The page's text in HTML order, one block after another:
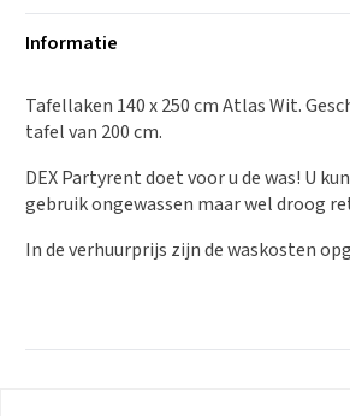
aantal
Informatie
Tafellaken 140 x 250 cm Atlas Wit.
tafel van 200 cm.
DEX Partyrent doet voor u de was! U
gebruik ongewassen maar wel droog
In de verhuurprijs zijn de waskosten